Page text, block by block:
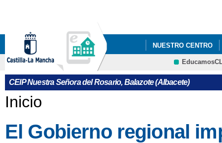
NUESTRO CENTRO
PLAN
CEIP Nuestra Señora del Rosario, Balazote (Albacete)
Se encuentra usted aquí
Inicio
El Gobierno regional